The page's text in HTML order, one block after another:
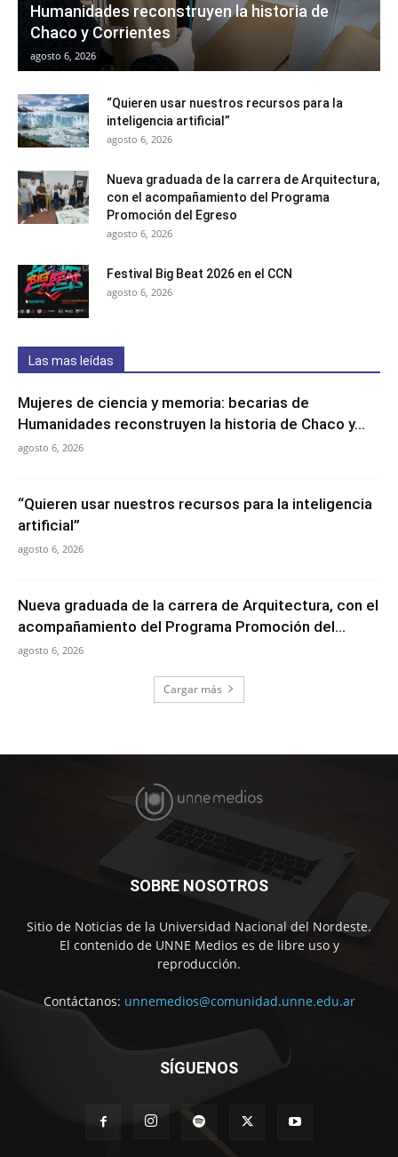
Humanidades reconstruyen la historia de
Chaco y Corrientes
agosto 6, 2026
“Quieren usar nuestros recursos para la
inteligencia artificial”
agosto 6, 2026
Nueva graduada de la carrera de Arquitectura,
con el acompañamiento del Programa
Promoción del Egreso
agosto 6, 2026
Festival Big Beat 2026 en el CCN
agosto 6, 2026
Las mas leídas
Mujeres de ciencia y memoria: becarias de
Humanidades reconstruyen la historia de Chaco y...
agosto 6, 2026
“Quieren usar nuestros recursos para la inteligencia
artificial”
agosto 6, 2026
Nueva graduada de la carrera de Arquitectura, con el
acompañamiento del Programa Promoción del...
agosto 6, 2026
Cargar más
SOBRE NOSOTROS
Sitio de Noticias de la Universidad Nacional del Nordeste.
El contenido de UNNE Medios es de libre uso y
reproducción.
Contáctanos: unnemedios@comunidad.unne.edu.ar
SÍGUENOS